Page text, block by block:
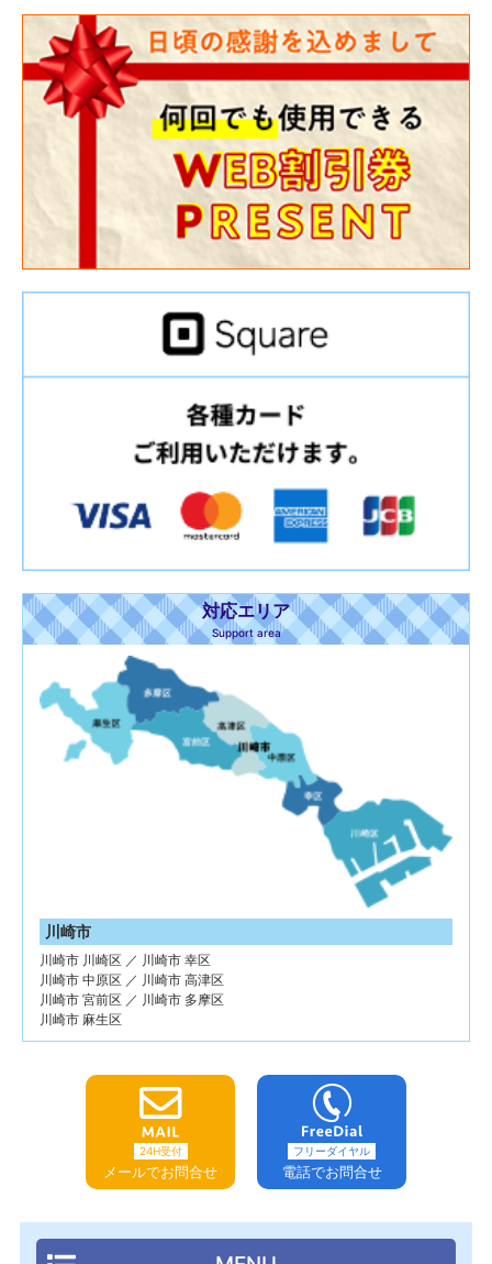
対応エリア
Support area
川崎市
川崎市 川崎区 ／ 川崎市 幸区
川崎市 中原区 ／ 川崎市 高津区
川崎市 宮前区 ／ 川崎市 多摩区
川崎市 麻生区
24H受付
メールでお問合せ
フリーダイヤル
電話でお問合せ